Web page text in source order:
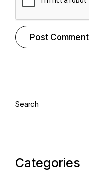
Post Comment
Categories